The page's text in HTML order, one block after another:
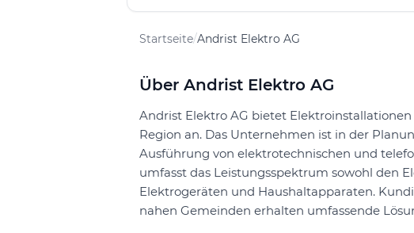
Startseite/Andrist Elektro AG
Über Andrist Elektro AG
Andrist Elektro AG bietet
Region an. Das Unternehmen ist in der
Ausführung von elektrotechnischen und
umfasst das Leistungsspektrum sowohl den
Elektrogeräten und Haushaltapparaten.
nahen Gemeinden erhalten umfassende